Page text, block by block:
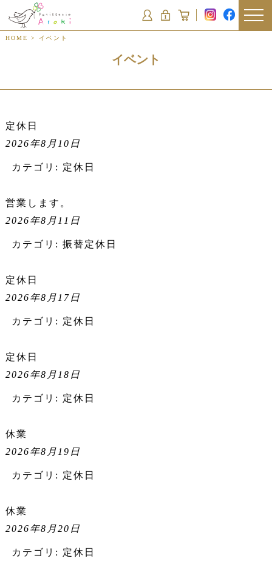
HOME > イベント
イベント
定休日
2026年8月10日
カテゴリ: 定休日
営業します。
2026年8月11日
カテゴリ: 振替定休日
定休日
2026年8月17日
カテゴリ: 定休日
定休日
2026年8月18日
カテゴリ: 定休日
休業
2026年8月19日
カテゴリ: 定休日
休業
2026年8月20日
カテゴリ: 定休日